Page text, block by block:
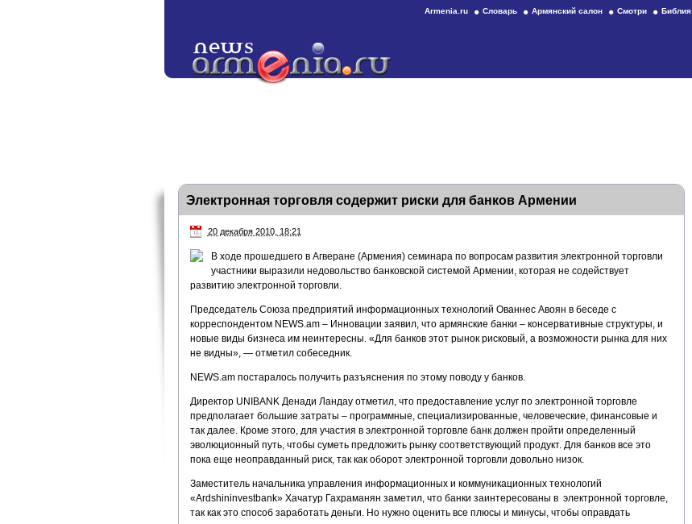
Armenia.ru Словарь Армянский салон Смотри Библия
Электронная торговля содержит риски для банков Армении
20 декабря 2010, 18:21
В ходе прошедшего в Агверане (Армения) семинара по вопросам развития электронной торговли
участники выразили недовольство банковской системой Армении, которая не содействует
развитию электронной торговли.
Председатель Союза предприятий информационных технологий Ованнес Авоян в беседе с
корреспондентом NEWS.am – Инновации заявил, что армянские банки – консервативные структуры, и
новые виды бизнеса им неинтересны. «Для банков этот рынок рисковый, а возможности рынка для них
не видны», — отметил собеседник.
NEWS.am постаралось получить разъяснения по этому поводу у банков.
Директор UNIBANK Денади Ландау отметил, что предоставление услуг по электронной торговле
предполагает большие затраты – программные, специализированные, человеческие, финансовые и
так далее. Кроме этого, для участия в электронной торговле банк должен пройти определенный
эволюционный путь, чтобы суметь предложить рынку соответствующий продукт. Для банков все это
пока еще неоправданный риск, так как оборот электронной торговли довольно низок.
Заместитель начальника управления информационных и коммуникационных технологий
«Ardshininvestbank» Хачатур Гахраманян заметил, что банки заинтересованы в электронной торговле,
так как это способ заработать деньги. Но нужно оценить все плюсы и минусы, чтобы оправдать